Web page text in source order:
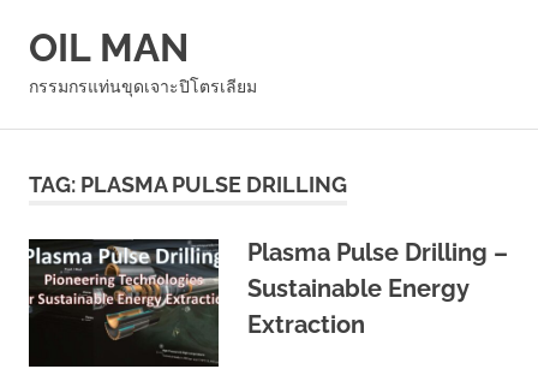
OIL MAN
กรรมกรแท่นขุดเจาะปิโตรเลียม
TAG: PLASMA PULSE DRILLING
Plasma Pulse Drilling –
Sustainable Energy
Extraction